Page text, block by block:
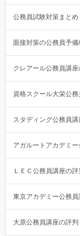
公務員試験対策まとめ
面接対策の公務員予備
クレアール公務員講
資格スクール大栄公
スタディング公務員講
アガルートアカデミ
ＬＥＣ公務員講座の
東京アカデミー公務
大原公務員講座の評